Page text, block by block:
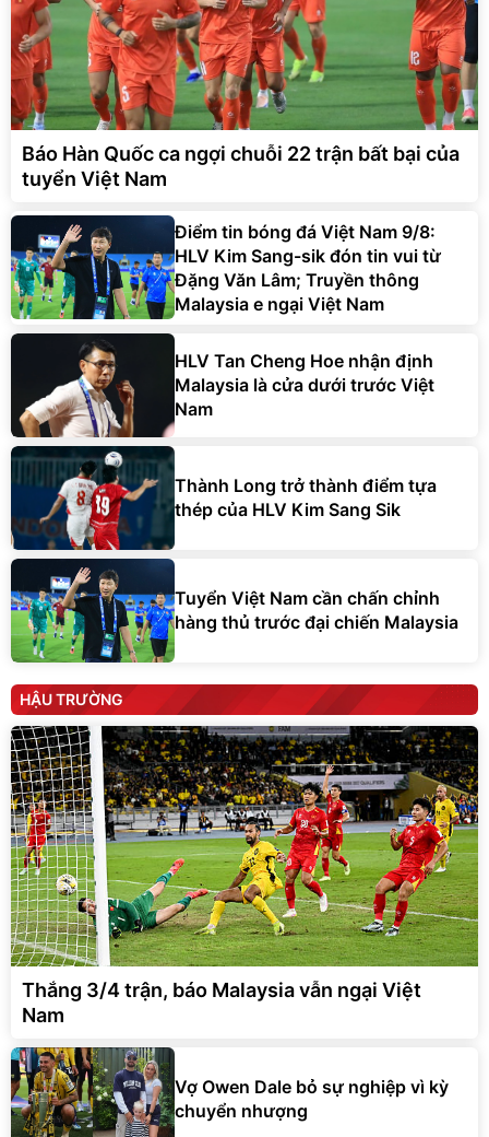
Báo Hàn Quốc ca ngợi chuỗi 22 trận bất bại của
tuyển Việt Nam
Điểm tin bóng đá Việt Nam 9/8:
HLV Kim Sang-sik đón tin vui từ
Đặng Văn Lâm; Truyền thông
Malaysia e ngại Việt Nam
HLV Tan Cheng Hoe nhận định
Malaysia là cửa dưới trước Việt
Nam
Thành Long trở thành điểm tựa
thép của HLV Kim Sang Sik
Tuyển Việt Nam cần chấn chỉnh
hàng thủ trước đại chiến Malaysia
HẬU TRƯỜNG
Thắng 3/4 trận, báo Malaysia vẫn ngại Việt
Nam
Vợ Owen Dale bỏ sự nghiệp vì kỳ
chuyển nhượng